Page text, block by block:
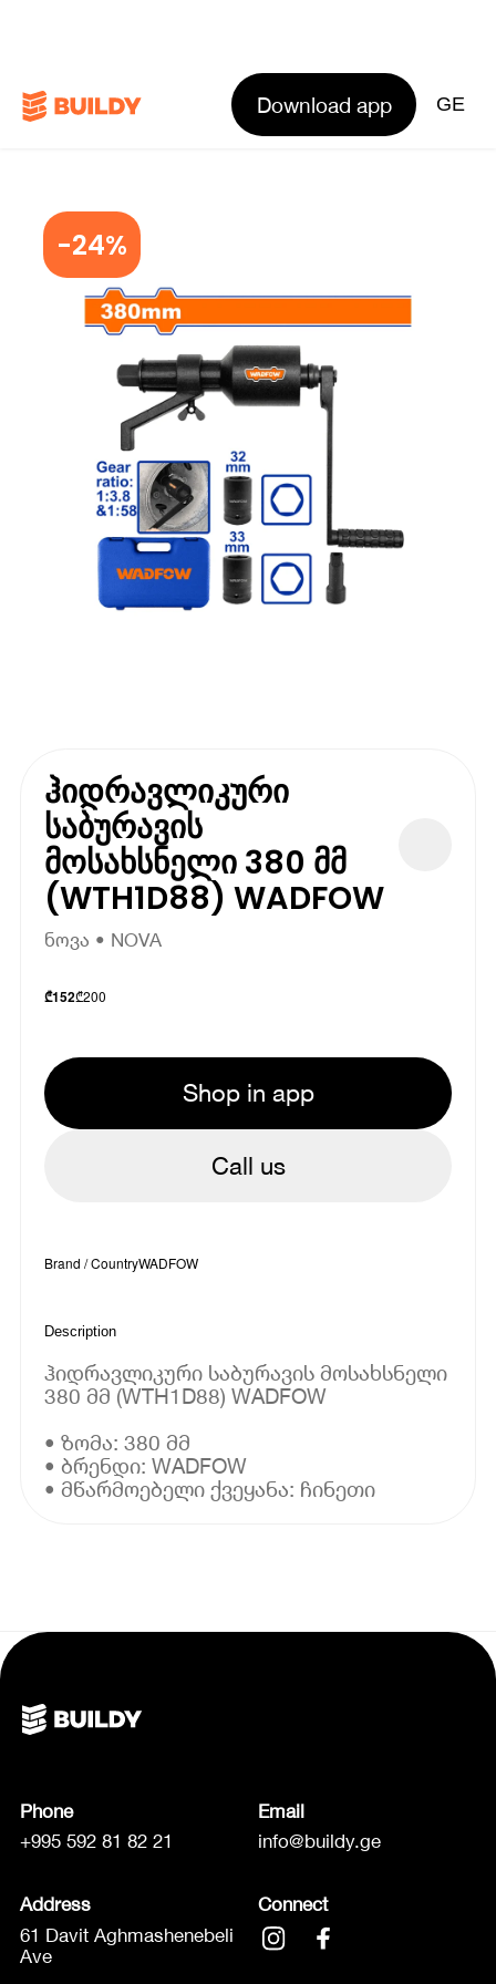
Download app GE
-24%
ჰიდრავლიკური
საბურავის
მოსახსნელი 380 მმ
(WTH1D88) WADFOW
ნოვა • NOVA
₾152₾200
Shop in app
Call us
Brand / CountryWADFOW
Description
ჰიდრავლიკური საბურავის მოსახსნელი
380 მმ (WTH1D88) WADFOW
• ზომა: 380 მმ
• ბრენდი: WADFOW
• მწარმოებელი ქვეყანა: ჩინეთი
Phone
+995 592 81 82 21
Email
info@buildy.ge
Address
61 Davit Aghmashenebeli
Ave
Connect